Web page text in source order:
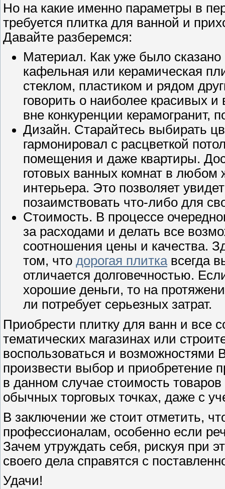
Но на какие именно параметры в
требуется плитка для ванной и
Давайте разберемся:
Материал. Как уже было
кафельная или керамическая
стеклом, пластиком и рядом
говорить о наиболее красивых
вне конкуренции керамогранит,
Дизайн. Старайтесь выбирать
гармонировал с расцветкой
помещения и даже квартиры.
готовых ванных комнат в
интерьера. Это позволяет
позаимствовать что-либо для
Стоимость. В процессе
за расходами и делать все
соотношения цены и качества.
том, что дорогая плиткавсегда
отличается долговечностью.
хорошие деньги, то на
ли потребует серьезных затрат.
Приобрести плитку для ванн и все
тематических магазинах или
воспользоваться и
произвести выбор и приобретение
в данном случае стоимость
обычных торговых точках, даже с
В заключении же стоит отметить,
профессионалам, особенно если
Зачем утруждать себя, рискуя при
своего дела справятся с
Удачи!